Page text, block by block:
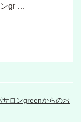
ンgr …
サロンgreenからのお